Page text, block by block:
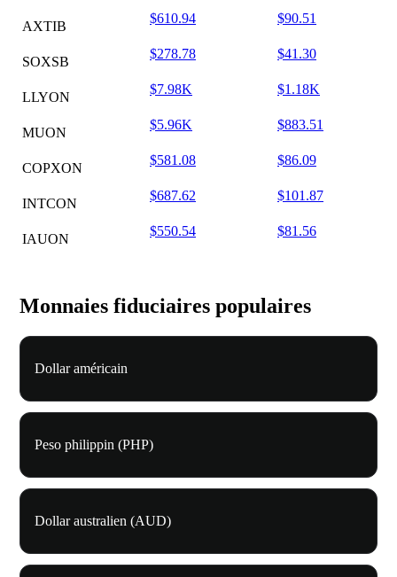
AXTIB
$610.94 $90.51
SOXSB
$278.78 $41.30
LLYON
$7.98K $1.18K
MUON
$5.96K $883.51
COPXON
$581.08 $86.09
INTCON
$687.62 $101.87
IAUON
$550.54 $81.56
Monnaies fiduciaires populaires
Dollar américain
Peso philippin (PHP)
Dollar australien (AUD)